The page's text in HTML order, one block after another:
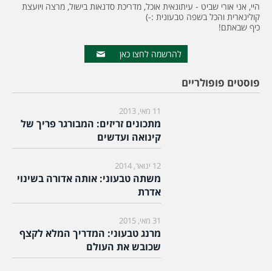
היי, אני אורי שביט - עיתונאית אוכל, מדריכת סדנאות בישול, מרצה ויועצת
קולינארית והכל בשפה טבעונית :-)
כיף שבאתם!
להרשמה לחצו כאן
פוסטים פופולריים
11 מאי, 2013
מתכונים זריזים: המבורגר פריך של
קינואה ועדשים
12 ינואר, 2014
משתה טבעוני: אותה אדורה בשינוי
אדרת
31 מאי, 2015
מרנג טבעוני: המדריך המלא לקצף
שכובש את העולם